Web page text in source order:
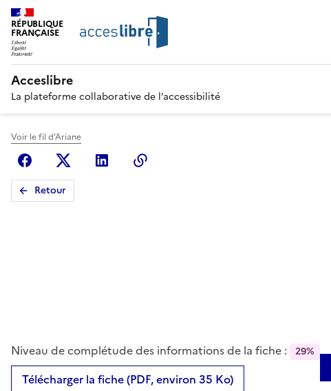
RÉPUBLIQUE
FRANÇAISE
Acceslibre
La plateforme collaborative de l’accessibilité
Voir le fil d'Ariane
FacebookX (anciennement Twitter)
Linkedin
Retour
Niveau de complétude des informations de la fiche : 29%
Télécharger la fiche (PDF, environ 35 Ko)